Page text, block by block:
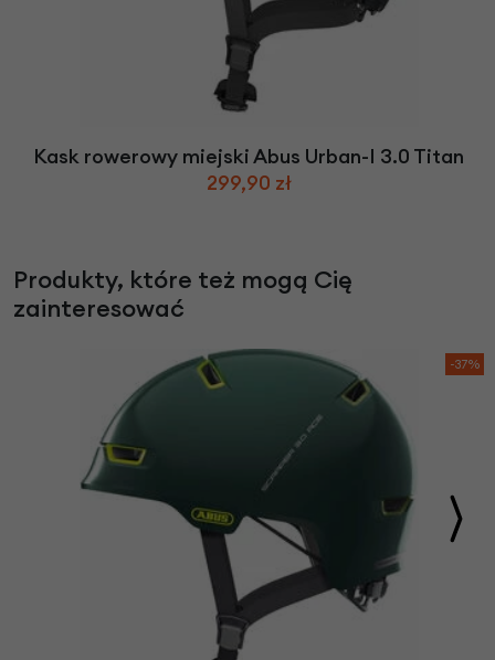
Kask rowerowy miejski Abus Urban-I 3.0 Titan
299,90 zł
Produkty, które też mogą Cię
zainteresować
-37%